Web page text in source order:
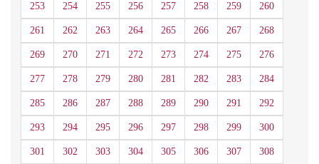
253 254 255 256 257 258 259 260
261 262 263 264 265 266 267 268
269 270 271 272 273 274 275 276
277 278 279 280 281 282 283 284
285 286 287 288 289 290 291 292
293 294 295 296 297 298 299 300
301 302 303 304 305 306 307 308